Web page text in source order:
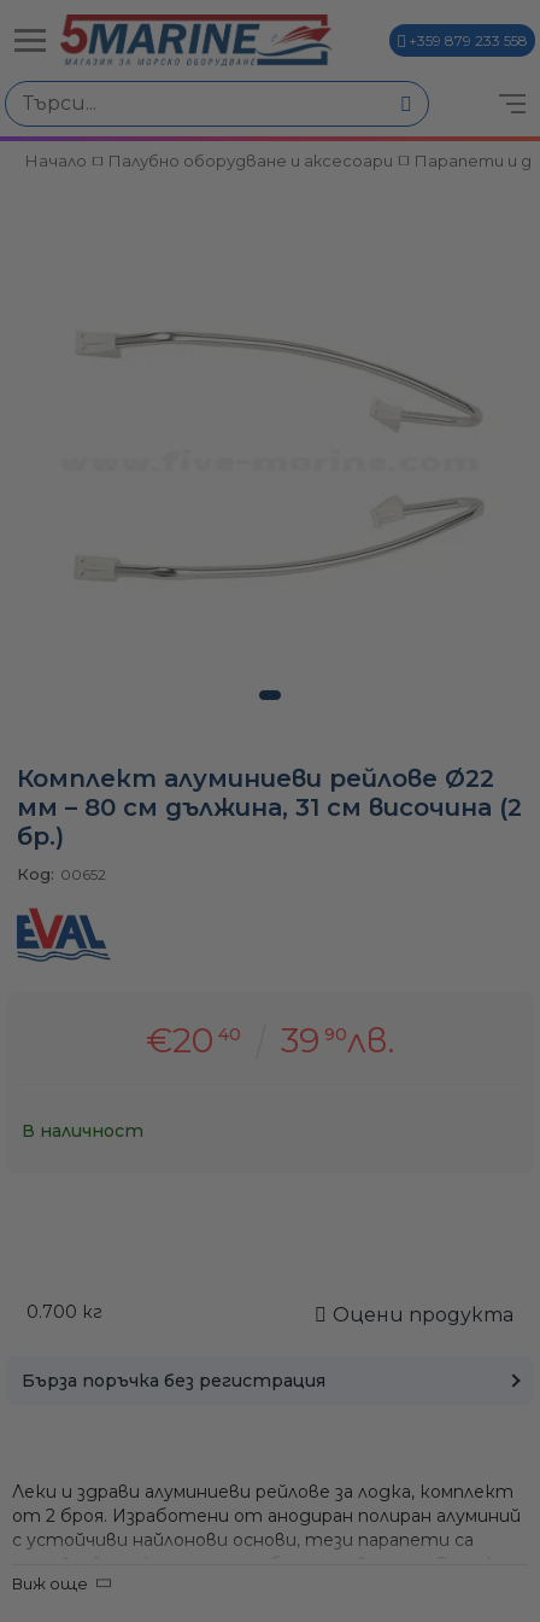
+359 879 233 558
Начало Палубно оборудване и аксесоари Парапети и
Комплект алуминиеви рейлове Ø22
мм – 80 см дължина, 31 см височина (2
бр.)
Код: 00652
€20 40 39 90лв.
В наличност
0.700 кг Оцени продукта
Бърза поръчка без регистрация
Леки и здрави алуминиеви рейлове за лодка, комплект
от 2 броя. Изработени от анодиран полиран алуминий
с устойчиви найлонови основи, тези парапети са
80 см и увеличена височина 31 см, те предоставят по-
Виж още